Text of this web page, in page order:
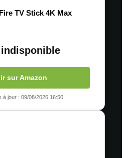
TV Stick 4K Max
sur Amazon
à jour : 09/08/2026 16:50